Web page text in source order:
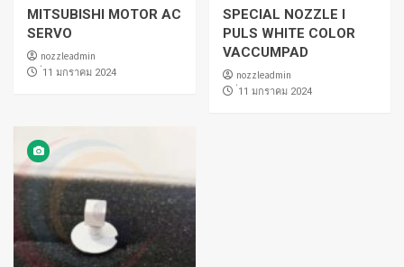
MITSUBISHI MOTOR AC
SERVO
nozzleadmin
่11 มกราคม 2024
SPECIAL NOZZLE I
PULS WHITE COLOR
VACCUMPAD
nozzleadmin
่11 มกราคม 2024